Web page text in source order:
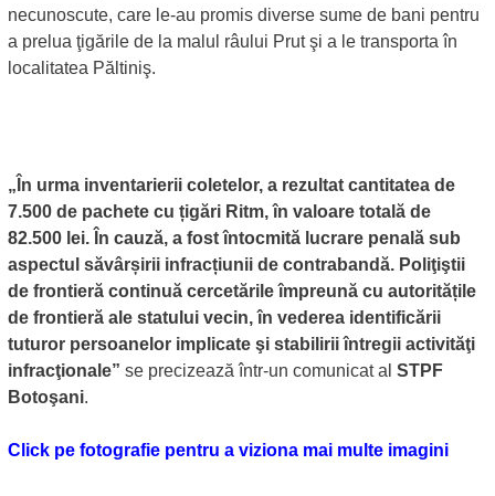
necunoscute, care le-au promis diverse sume de bani pentru
a prelua ţigările de la malul râului Prut şi a le transporta în
localitatea Păltiniş.
„În urma inventarierii coletelor, a rezultat cantitatea de
7.500 de pachete cu țigări Ritm, în valoare totală de
82.500 lei. În cauză, a fost întocmită lucrare penală sub
aspectul săvârșirii infracțiunii de contrabandă. Poliţiştii
de frontieră continuă cercetările împreună cu autoritățile
de frontieră ale statului vecin, în vederea identificării
tuturor persoanelor implicate şi stabilirii întregii activităţi
infracţionale” se precizează într-un comunicat al STPF
Botoşani.
Click pe fotografie pentru a viziona mai multe imagini